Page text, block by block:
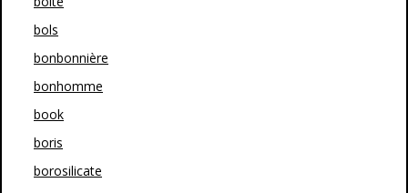
bols
bonbonnière
bonhomme
book
boris
borosilicate